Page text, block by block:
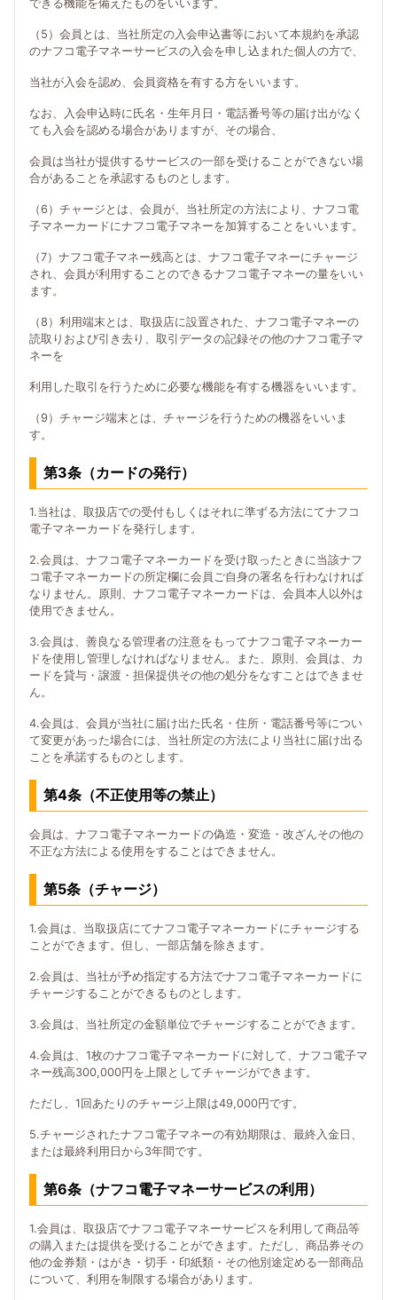
できる機能を備えたものをいいます。
（5）会員とは、当社所定の入会申込書等において本規約を承認
のナフコ電子マネーサービスの入会を申し込まれた個人の方で、
当社が入会を認め、会員資格を有する方をいいます。
なお、入会申込時に氏名・生年月日・電話番号等の届け出がなく
ても入会を認める場合がありますが、その場合、
会員は当社が提供するサービスの一部を受けることができない場
合があることを承認するものとします。
（6）チャージとは、会員が、当社所定の方法により、ナフコ電
子マネーカードにナフコ電子マネーを加算することをいいます。
（7）ナフコ電子マネー残高とは、ナフコ電子マネーにチャージ
され、会員が利用することのできるナフコ電子マネーの量をいい
ます。
（8）利用端末とは、取扱店に設置された、ナフコ電子マネーの
読取りおよび引き去り、取引データの記録その他のナフコ電子マ
ネーを
利用した取引を行うために必要な機能を有する機器をいいます。
（9）チャージ端末とは、チャージを行うための機器をいいま
す。
第3条（カードの発行）
1.当社は、取扱店での受付もしくはそれに準ずる方法にてナフコ
電子マネーカードを発行します。
2.会員は、ナフコ電子マネーカードを受け取ったときに当該ナフ
コ電子マネーカードの所定欄に会員ご自身の署名を行わなければ
なりません。原則、ナフコ電子マネーカードは、会員本人以外は
使用できません。
3.会員は、善良なる管理者の注意をもってナフコ電子マネーカー
ドを使用し管理しなければなりません。また、原則、会員は、カ
ードを貸与・譲渡・担保提供その他の処分をなすことはできませ
ん。
4.会員は、会員が当社に届け出た氏名・住所・電話番号等につい
て変更があった場合には、当社所定の方法により当社に届け出る
ことを承諾するものとします。
第4条（不正使用等の禁止）
会員は、ナフコ電子マネーカードの偽造・変造・改ざんその他の
不正な方法による使用をすることはできません。
第5条（チャージ）
1.会員は、当取扱店にてナフコ電子マネーカードにチャージする
ことができます。但し、一部店舗を除きます。
2.会員は、当社が予め指定する方法でナフコ電子マネーカードに
チャージすることができるものとします。
3.会員は、当社所定の金額単位でチャージすることができます。
4.会員は、1枚のナフコ電子マネーカードに対して、ナフコ電子マ
ネー残高300,000円を上限としてチャージができます。
ただし、1回あたりのチャージ上限は49,000円です。
5.チャージされたナフコ電子マネーの有効期限は、最終入金日、
または最終利用日から3年間です。
第6条（ナフコ電子マネーサービスの利用）
1.会員は、取扱店でナフコ電子マネーサービスを利用して商品等
の購入または提供を受けることができます。ただし、商品券その
他の金券類・はがき・切手・印紙類・その他別途定める一部商品
について、利用を制限する場合があります。